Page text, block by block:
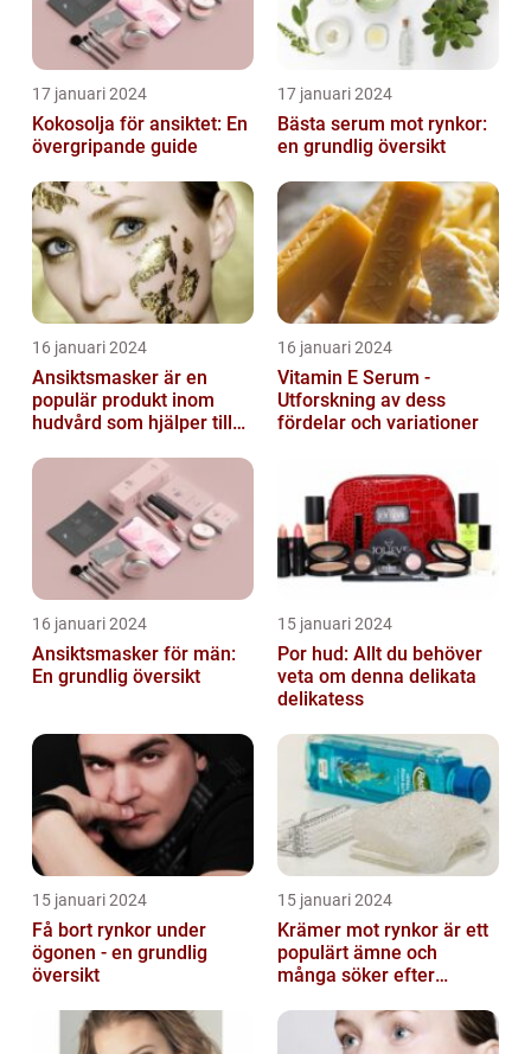
17 januari 2024
Kokosolja för ansiktet: En
övergripande guide
17 januari 2024
Bästa serum mot rynkor:
en grundlig översikt
16 januari 2024
Ansiktsmasker är en
populär produkt inom
hudvård som hjälper till
näring åt hud...
16 januari 2024
Vitamin E Serum -
Utforskning av dess
fördelar och variationer
16 januari 2024
Ansiktsmasker för män:
En grundlig översikt
15 januari 2024
Por hud: Allt du behöver
veta om denna delikata
delikatess
15 januari 2024
Få bort rynkor under
ögonen - en grundlig
översikt
15 januari 2024
Krämer mot rynkor är ett
populärt ämne och
många söker efter
fungerar